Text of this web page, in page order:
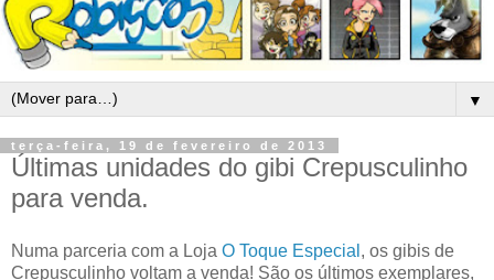
▼
terça-feira, 19 de fevereiro de 2013
Últimas unidades do gibi Crepusculinho
para venda.
Numa parceria com a Loja O Toque Especial , os gibis de
Crepusculinho voltam a venda! São os últimos exemplares,